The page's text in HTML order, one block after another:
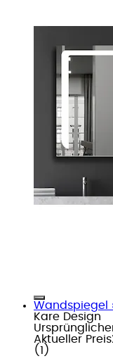
Wandspiegel
Kare Design
Aktueller Preis
( 1 )